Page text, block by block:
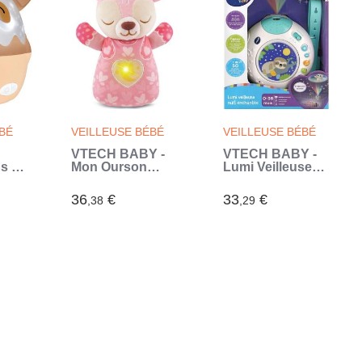
(Violet)
fil
VEILLEUSE BÉBÉ
VTECH BABY -
Mon Ourson
(Rose)
36,38 €
VEILLEUSE BÉBÉ
VTECH BABY -
Lumi Veilleuse
(Blanc)
33,29 €